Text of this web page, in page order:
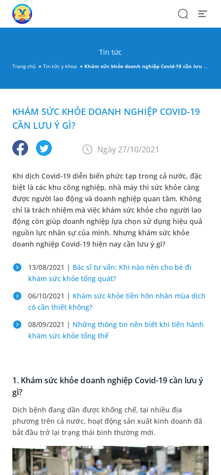
SearchOpen
Tin tức
Trang chủ Tin tức y khoa Khám sức khỏe doanh nghiệp Covid-19 cần lưu ý gì?
KHÁM SỨC KHỎE DOANH NGHIỆP COVID-19
CẦN LƯU Ý GÌ?
Ngày 27/10/2021
Khi dịch Covid-19 diễn biến phức tạp trong cả nước, đặc
biệt là các khu công nghiệp, nhà máy thì sức khỏe càng
được người lao động và doanh nghiệp quan tâm. Không
chỉ là trách nhiệm mà việc khám sức khỏe cho người lao
động còn giúp doanh nghiệp lựa chọn sử dụng hiệu quả
nguồn lực nhân sự của mình. Nhưng khám sức khỏe
doanh nghiệp Covid-19 hiện nay cần lưu ý gì?
13/08/2021 | Bác sĩ tư vấn: Khi nào nên cho bé đi
khám sức khỏe tổng quát?
06/10/2021 | Khám sức khỏe tiền hôn nhân mùa dịch
có cần thiết không?
08/09/2021 | Những thông tin nên biết khi tiến hành
khám sức khỏe tổng thể
1. Khám sức khỏe doanh nghiệp Covid-19 cần lưu ý
gì?
Dịch bệnh đang dần được khống chế, tại nhiều địa
phương trên cả nước, hoạt động sản xuất kinh doanh đã
bắt đầu trở lại trạng thái bình thường mới.